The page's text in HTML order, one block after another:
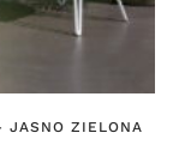
JASNO ZIELONA